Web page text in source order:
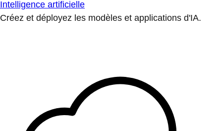
Intelligence artificielle
Créez et déployez les modèles et applications d'IA.